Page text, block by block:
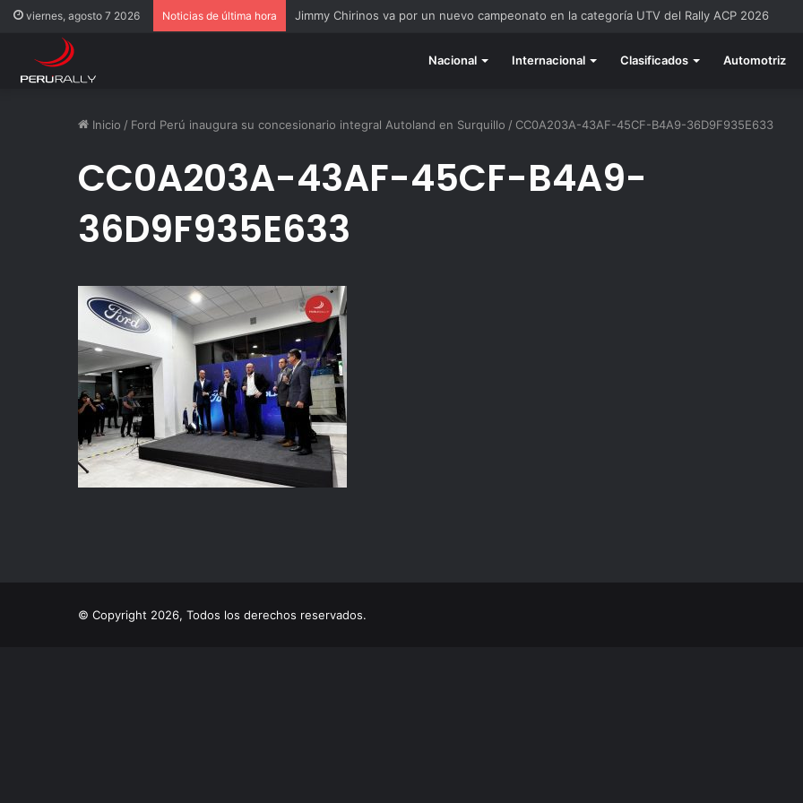
viernes, agosto 7 2026 Noticias de última hora Jimmy Chirinos va por un nuevo campeonato en la categoría UTV del Rally ACP 2026
Nacional Internacional Clasificados Automotriz
Inicio / Ford Perú inaugura su concesionario integral Autoland en Surquillo / CC0A203A-43AF-45CF-B4A9-36D9F935E633
CC0A203A-43AF-45CF-B4A9-
36D9F935E633
© Copyright 2026, Todos los derechos reservados.